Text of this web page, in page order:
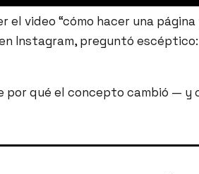
video “cómo hacer una página
Instagram, preguntó escéptico:
por qué el concepto cambió — y